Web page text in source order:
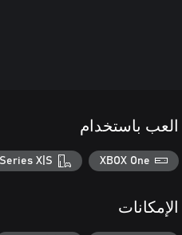
العب باستخدام
XBOX One
X|S
الإمكانات